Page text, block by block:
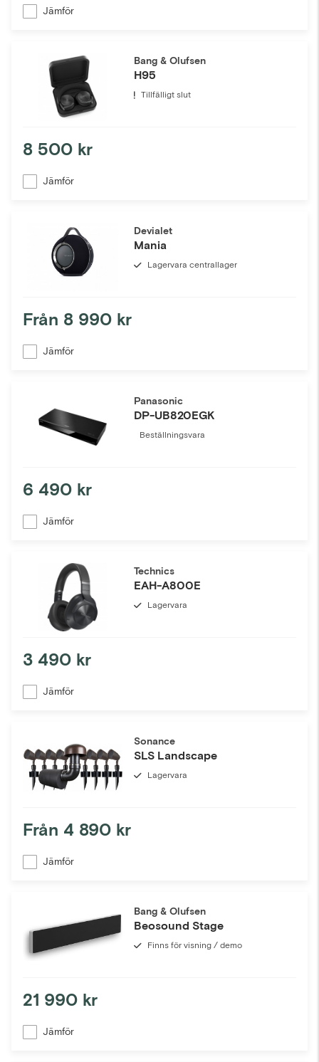
Jämför
Bang & Olufsen
H95
Tillfälligt slut
8 500 kr
Jämför
Devialet
Mania
Lagervara centrallager
Från 8 990 kr
Jämför
Panasonic
DP-UB820EGK
Beställningsvara
6 490 kr
Jämför
Technics
EAH-A800E
Lagervara
3 490 kr
Jämför
Sonance
SLS Landscape
Lagervara
Från 4 890 kr
Jämför
Bang & Olufsen
Beosound Stage
Finns för visning / demo
21 990 kr
Jämför